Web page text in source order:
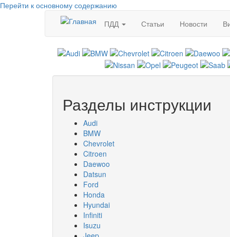
Перейти к основному содержанию
ПДД
Статьи Новости
Разделы инструкции
Audi
BMW
Chevrolet
Citroen
Daewoo
Datsun
Ford
Honda
Hyundai
Infiniti
Isuzu